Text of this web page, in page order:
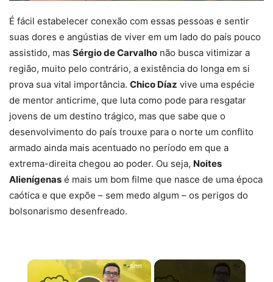
É fácil estabelecer conexão com essas pessoas e sentir
suas dores e angústias de viver em um lado do país pouco
assistido, mas Sérgio de Carvalho não busca vitimizar a
região, muito pelo contrário, a existência do longa em si
prova sua vital importância. Chico Díaz vive uma espécie
de mentor anticrime, que luta como pode para resgatar
jovens de um destino trágico, mas que sabe que o
desenvolvimento do país trouxe para o norte um conflito
armado ainda mais acentuado no período em que a
extrema-direita chegou ao poder. Ou seja, Noites
Alienígenas é mais um bom filme que nasce de uma época
caótica e que expõe – sem medo algum – os perigos do
bolsonarismo desenfreado.
×